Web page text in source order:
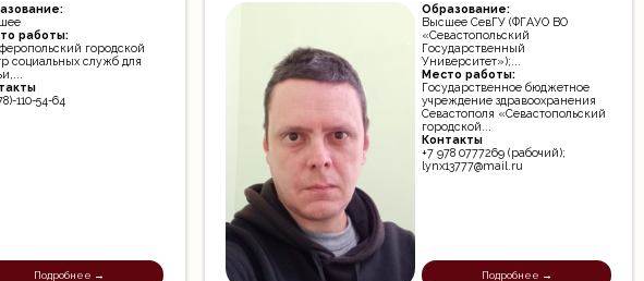
работы:
городской
социальных служб для
110-54-64
Подробнее →
Образование:
Высшее СевГУ (ФГАУО ВО
«Севастопольский
Государственный
Университет»);...
Место работы:
Государственное бюджетное
учреждение здравоохранения
Севастополя «Севастопольский
городской...
Контакты
+7 978 0777269 (рабочий);
lynx13777@mail.ru
Подробнее →